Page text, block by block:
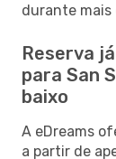
durante mais
Reserva
para San
baixo
A eDreams
a partir de